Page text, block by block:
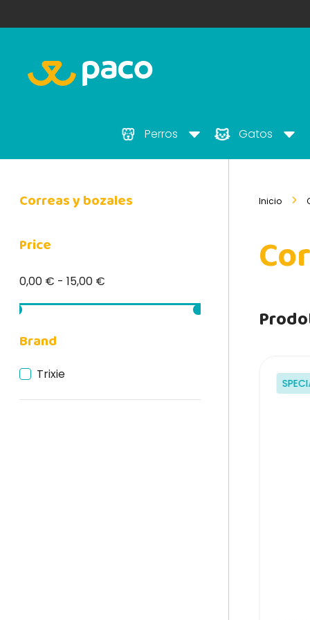
Perros Gatos
Correas y bozales
Price
0,00 € - 15,00 €
Brand
Trixie
Inicio